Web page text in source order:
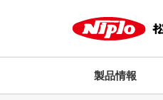
製品情報